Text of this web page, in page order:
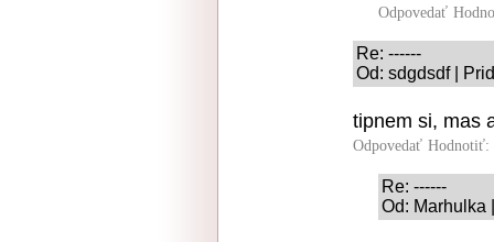
Odpovedať
Re: ------
Od: sdgdsdf |
tipnem si, mas
Odpovedať Hodnotiť:
Re: ------
Od: Marhulka